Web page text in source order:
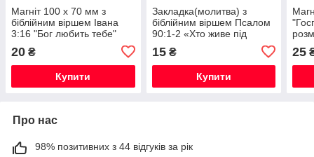
Магніт 100 х 70 мм з
біблійним віршем Івана
3:16 "Бог любить тебе"
20 ₴
Купити
Закладка(молитва) з
біблійним віршем Псалом
90:1-2 «Хто живе під
покровом Всевишнього"
15₴
Купити
25
Про нас
98% позитивних з 44 відгуків за рік